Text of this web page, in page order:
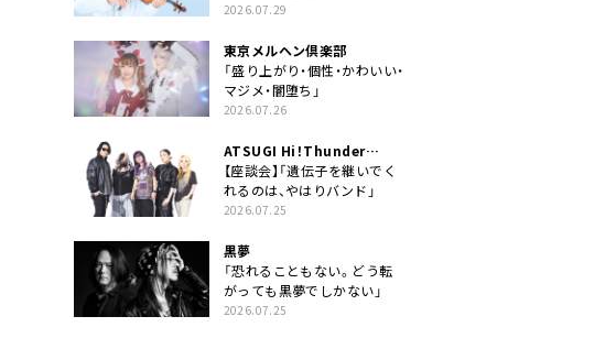
2026.07.29
東京メルヘン倶楽部
「盛り上がり・個性・かわいい・
マジメ・闇堕ち」
2026.07.26
ATSUGI Hi！Thunder
Rock Festival
【座談会】「遺伝子を継いでく
れるのは、やはりバンド」
2026.07.25
黒夢
「恐れることもない。どう転
がっても黒夢でしかない」
2026.07.25